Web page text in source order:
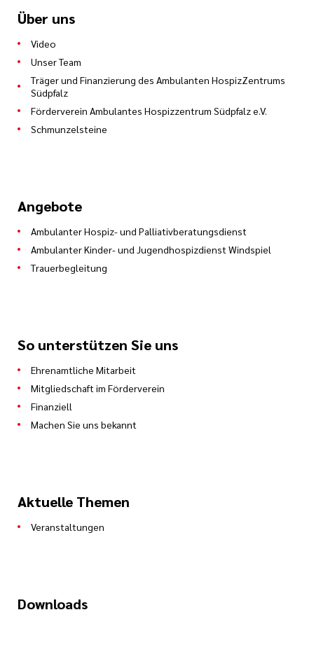
Über uns
Video
Unser Team
Träger und Finanzierung des Ambulanten HospizZentrums
Südpfalz
Förderverein Ambulantes Hospizzentrum Südpfalz e.V.
Schmunzelsteine
Angebote
Ambulanter Hospiz- und Palliativberatungsdienst
Ambulanter Kinder- und Jugendhospizdienst Windspiel
Trauerbegleitung
So unterstützen Sie uns
Ehrenamtliche Mitarbeit
Mitgliedschaft im Förderverein
Finanziell
Machen Sie uns bekannt
Aktuelle Themen
Veranstaltungen
Downloads